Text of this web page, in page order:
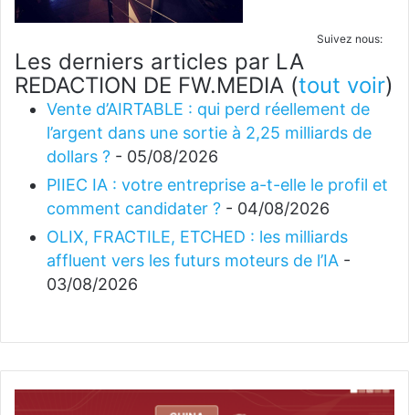
Suivez nous:
Les derniers articles par LA
REDACTION DE FW.MEDIA (tout voir)
Vente d’AIRTABLE : qui perd réellement de
l’argent dans une sortie à 2,25 milliards de
dollars ? - 05/08/2026
PIIEC IA : votre entreprise a-t-elle le profil et
comment candidater ? - 04/08/2026
OLIX, FRACTILE, ETCHED : les milliards
affluent vers les futurs moteurs de l’IA -
03/08/2026